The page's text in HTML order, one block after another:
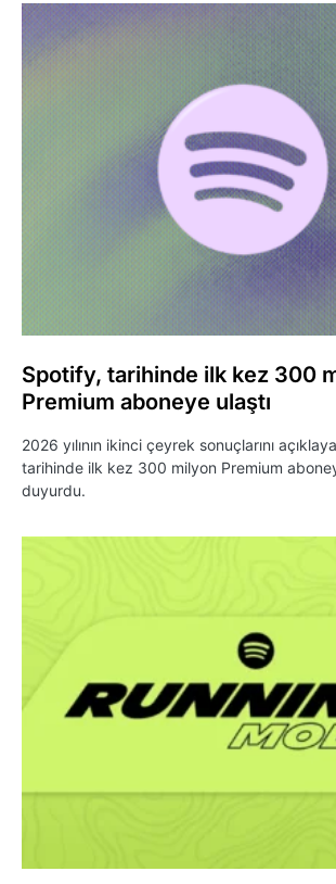
Spotify, tarihinde ilk kez 300
Premium aboneye ulaştı
2026 yılının ikinci çeyrek sonuçlarını
tarihinde ilk kez 300 milyon Premium
duyurdu.